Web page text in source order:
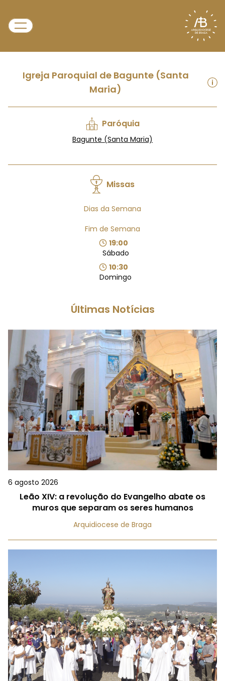
Igreja Paroquial de Bagunte (Santa
Maria)
Paróquia
Bagunte (Santa Maria)
Missas
Dias da Semana
Fim de Semana
19:00
Sábado
10:30
Domingo
Últimas Notícias
6 agosto 2026
Leão XIV: a revolução do Evangelho abate os
muros que separam os seres humanos
Arquidiocese de Braga